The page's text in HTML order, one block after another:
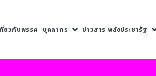
กี่ยวกับพรรค บุคลากร ข่าวสาร พลังประชารัฐ